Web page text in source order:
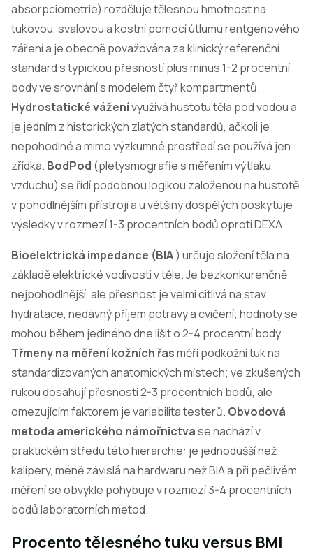
absorpciometrie) rozděluje tělesnou hmotnost na
tukovou, svalovou a kostní pomocí útlumu rentgenového
záření a je obecně považována za klinický referenční
standard s typickou přesností plus minus 1-2 procentní
body ve srovnání s modelem čtyř kompartmentů.
Hydrostatické váženívyužívá hustotu těla pod vodou a
je jedním z historických zlatých standardů, ačkoli je
nepohodlné a mimo výzkumné prostředí se používá jen
zřídka. BodPod (pletysmografie s měřením výtlaku
vzduchu) se řídí podobnou logikou založenou na hustotě
v pohodlnějším přístroji a u většiny dospělých poskytuje
výsledky v rozmezí 1-3 procentních bodů oproti DEXA.
Bioelektrická impedance (BIA) určuje složení těla na
základě elektrické vodivosti v těle. Je bezkonkurenčně
nejpohodlnější, ale přesnost je velmi citlivá na stav
hydratace, nedávný příjem potravy a cvičení; hodnoty se
mohou během jediného dne lišit o 2-4 procentní body.
Třmeny na měření kožních řasměří podkožní tuk na
standardizovaných anatomických místech; ve zkušených
rukou dosahují přesnosti 2-3 procentních bodů, ale
omezujícím faktorem je variabilita testerů. Obvodová
metoda amerického námořnictvase nachází v
praktickém středu této hierarchie: je jednodušší než
kalipery, méně závislá na hardwaru než BIA a při pečlivém
měření se obvykle pohybuje v rozmezí 3-4 procentních
bodů laboratorních metod.
Procento tělesného tuku versus BMI